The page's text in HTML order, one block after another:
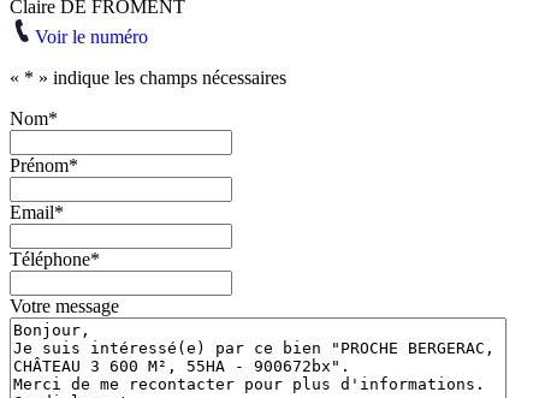
Claire DE FROMENT
Voir le numéro
« * » indique les champs nécessaires
Nom*
Prénom*
Email*
Téléphone*
Votre message